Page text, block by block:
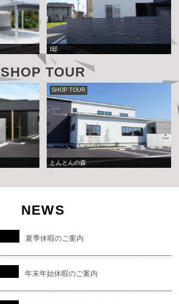
I邸
SHOP TOUR
SHOP TOUR
とんとんの森
NEWS
夏季休暇のご案内
年末年始休暇のご案内